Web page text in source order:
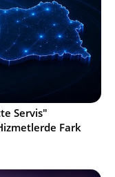
Servis"
Fark